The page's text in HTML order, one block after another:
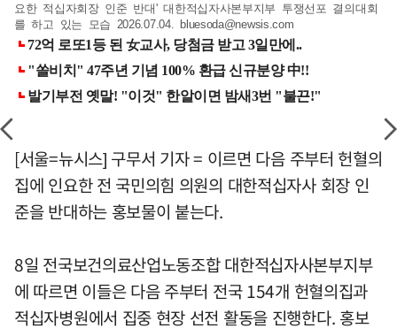
요한 적십자회장 인준 반대' 대한적십자사본부지부 투쟁선포 결의대회
를 하고 있는 모습 2026.07.04.
bluesoda@newsis.com
[서울=뉴시스] 구무서 기자 = 이르면 다음 주부터 헌혈의
집에 인요한 전 국민의힘 의원의 대한적십자사 회장 인
준을 반대하는 홍보물이 붙는다.
8일 전국보건의료산업노동조합 대한적십자사본부지부
에 따르면 이들은 다음 주부터 전국 154개 헌혈의집과
적십자병원에서 집중 현장 선전 활동을 진행한다. 홍보